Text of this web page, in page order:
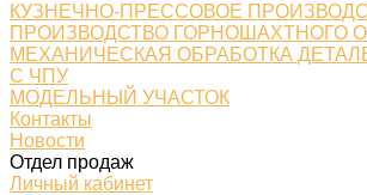
КУЗНЕЧНО-ПРЕССОВОЕ
ПРОИЗВОДСТВО ГОРНОШАХТНОГО
МЕХАНИЧЕСКАЯ ОБРАБОТКА
С ЧПУ
МОДЕЛЬНЫЙ УЧАСТОК
Контакты
Новости
Отдел продаж
Личный кабинет